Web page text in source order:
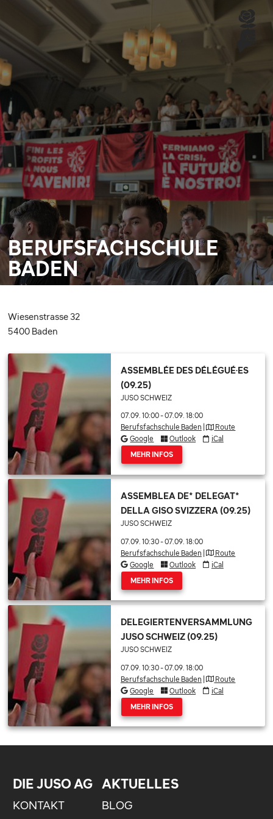
BERUFSFACHSCHULE
BADEN
Wiesenstrasse 32
5400 Baden
ASSEMBLÉE DES DÉLÉGUÉ·ES
(09.25)
JUSO SCHWEIZ
07.09. 10:00-07.09. 18:00
Berufsfachschule Baden|
Route
Google
Outlook iCal
MEHR INFOS
ASSEMBLEA DE* DELEGAT*
DELLA GISO SVIZZERA (09.25)
JUSO SCHWEIZ
07.09. 10:30-07.09. 18:00
Berufsfachschule Baden|
Route
Google
Outlook iCal
MEHR INFOS
DELEGIERTENVERSAMMLUNG
JUSO SCHWEIZ (09.25)
JUSO SCHWEIZ
07.09. 10:30-07.09. 18:00
Berufsfachschule Baden|
Route
Google
Outlook iCal
MEHR INFOS
DIE JUSO AG
KONTAKT
AKTUELLES
BLOG